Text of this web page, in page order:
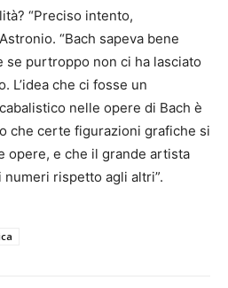
“Preciso intento,
“Bach sapeva bene
se purtroppo non ci ha lasciato
L’idea che ci fosse un
nelle opere di Bach è
che certe figurazioni grafiche si
opere, e che il grande artista
rispetto agli altri”.